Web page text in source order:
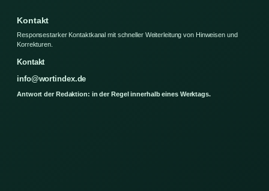
Kontakt
Responsestarker Kontaktkanal mit schneller Weiterleitung von Hinweisen und
Korrekturen.
Kontakt
info@wortindex.de
Antwort der Redaktion: in der Regel innerhalb eines Werktags.